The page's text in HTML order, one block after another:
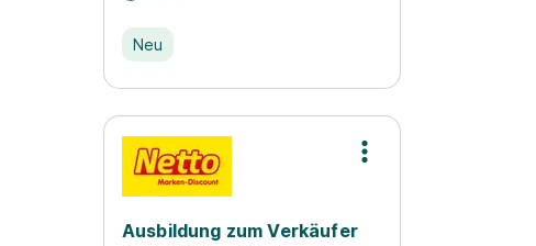
Neu
Ausbildung zum Verkäufer